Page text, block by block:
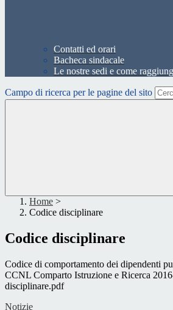
Contatti ed orari
Bacheca sindacale
Le nostre sedi e come
Campo di ricerca per le pagine del sito
Home >
Codice disciplinare
Codice disciplinare
Codice di comportamento dei dipendenti
CCNL Comparto Istruzione e Ricerca
disciplinare.pdf
Notizie